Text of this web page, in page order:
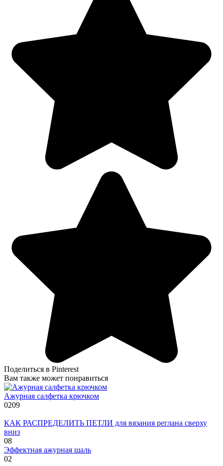
Поделиться в Pinterest
Вам также может понравиться
Ажурная салфетка крючком
0209
КАК РАСПРЕДЕЛИТЬ ПЕТЛИ для вязания реглана сверху
вниз
08
Эффектная ажурная шаль
02